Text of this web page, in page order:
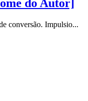
do Autor]
conversão. Impulsio...